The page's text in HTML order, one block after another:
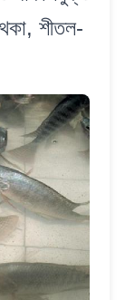
শীতল-